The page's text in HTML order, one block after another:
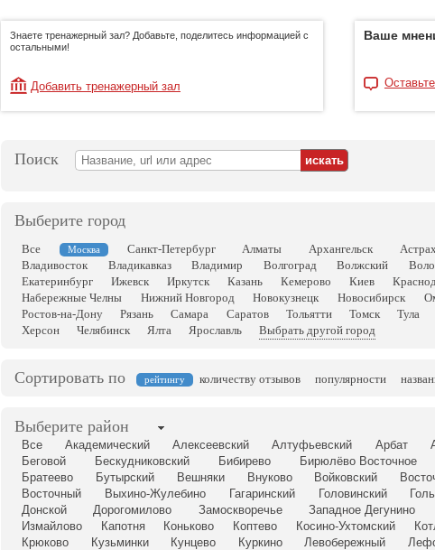
Знаете тренажерный зал? Добавьте, поделитесь информацией с
остальными!
Добавить тренажерный зал
Ваше
Поиск
Выберите город
Все Москва Санкт-Петербург Алматы Архангельск
Владивосток
Владикавказ Владимир Волгоград Волжский
Екатеринбург
Ижевск Иркутск Казань Кемерово Киев
Набережные Челны
Нижний Новгород Новокузнецк Новосибирск
Ростов-на-Дону
Рязань Самара Саратов Тольятти Томск Тула
Херсон
Челябинск Ялта Ярославль Выбрать другой город
Сортировать по рейтингу количеству отзывов популярности
Выберите район
Все Академический Алексеевский Алтуфьевский Арбат
Беговой
Бескудниковский Бибирево Бирюлёво Восточное
Братеево
Бутырский Вешняки Внуково Войковский
Восточный
Выхино-Жулебино Гагаринский Головинский
Донской
Дорогомилово Замоскворечье Западное Дегунино
Измайлово
Капотня Коньково Коптево Косино-Ухтомский
Крюково
Кузьминки Кунцево Куркино Левобережный